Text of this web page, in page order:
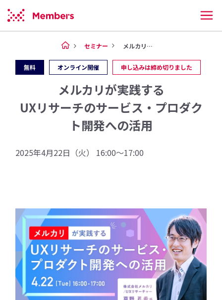
セミナー メルカリが実践する UXリサー...
無料 オンライン開催 申し込みは締め切りました
メルカリが実践する
UXリサーチのサービス・プロダク
ト開発への活用
2025年4月22日（火） 16:00～17:00